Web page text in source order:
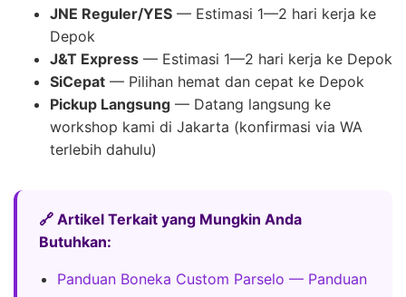
JNE Reguler/YES — Estimasi 1—2 hari kerja ke
Depok
J&T Express — Estimasi 1—2 hari kerja ke Depok
SiCepat — Pilihan hemat dan cepat ke Depok
Pickup Langsung — Datang langsung ke
workshop kami di Jakarta (konfirmasi via WA
terlebih dahulu)
🔗 Artikel Terkait yang Mungkin Anda
Butuhkan:
Panduan Boneka Custom Parselo — Panduan